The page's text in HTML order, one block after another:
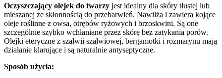
Oczyszczający olejek do twarzy jest idealny dla skóry tłustej lub
mieszanej ze skłonnością do przebarwień. Nawilża i zawiera kojące
oleje roślinne z owsa, otrębów ryżowych i brzoskwini. Są one
szczególnie szybko wchłaniane przez skórę bez zatykania porów.
Olejki eteryczne z szałwii szałwiowej, bergamotki i rozmarynu mają
działanie klarujące i są naturalnie antyseptyczne.
Sposób użycia: